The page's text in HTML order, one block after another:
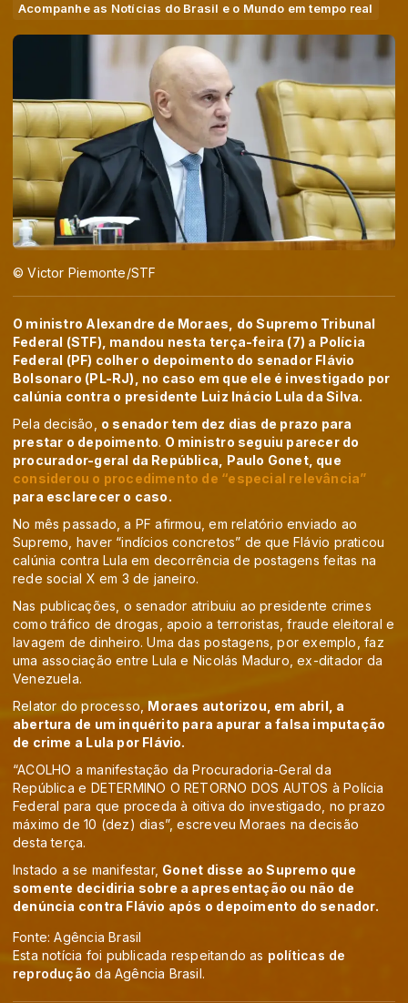
Acompanhe as Notícias do Brasil e o Mundo em tempo real
© Victor Piemonte/STF
O ministro Alexandre de Moraes, do Supremo Tribunal
Federal (STF), mandou nesta terça-feira (7) a Polícia
Federal (PF) colher o depoimento do senador Flávio
Bolsonaro (PL-RJ), no caso em que ele é investigado por
calúnia contra o presidente Luiz Inácio Lula da Silva.
Pela decisão, o senador tem dez dias de prazo para
prestar o depoimento. O ministro seguiu parecer do
procurador-geral da República, Paulo Gonet, que
considerou o procedimento de “especial relevância”
para esclarecer o caso.
No mês passado, a PF afirmou, em relatório enviado ao
Supremo, haver “indícios concretos” de que Flávio praticou
calúnia contra Lula em decorrência de postagens feitas na
rede social X em 3 de janeiro.
Nas publicações, o senador atribuiu ao presidente crimes
como tráfico de drogas, apoio a terroristas, fraude eleitoral e
lavagem de dinheiro. Uma das postagens, por exemplo, faz
uma associação entre Lula e Nicolás Maduro, ex-ditador da
Venezuela.
Relator do processo, Moraes autorizou, em abril, a
abertura de um inquérito para apurar a falsa imputação
de crime a Lula por Flávio.
“ACOLHO a manifestação da Procuradoria-Geral da
República e DETERMINO O RETORNO DOS AUTOS à Polícia
Federal para que proceda à oitiva do investigado, no prazo
máximo de 10 (dez) dias”, escreveu Moraes na decisão
desta terça.
Instado a se manifestar, Gonet disse ao Supremo que
somente decidiria sobre a apresentação ou não de
denúncia contra Flávio após o depoimento do senador.
Fonte: Agência Brasil
Esta notícia foi publicada respeitando as políticas de
reprodução da Agência Brasil.